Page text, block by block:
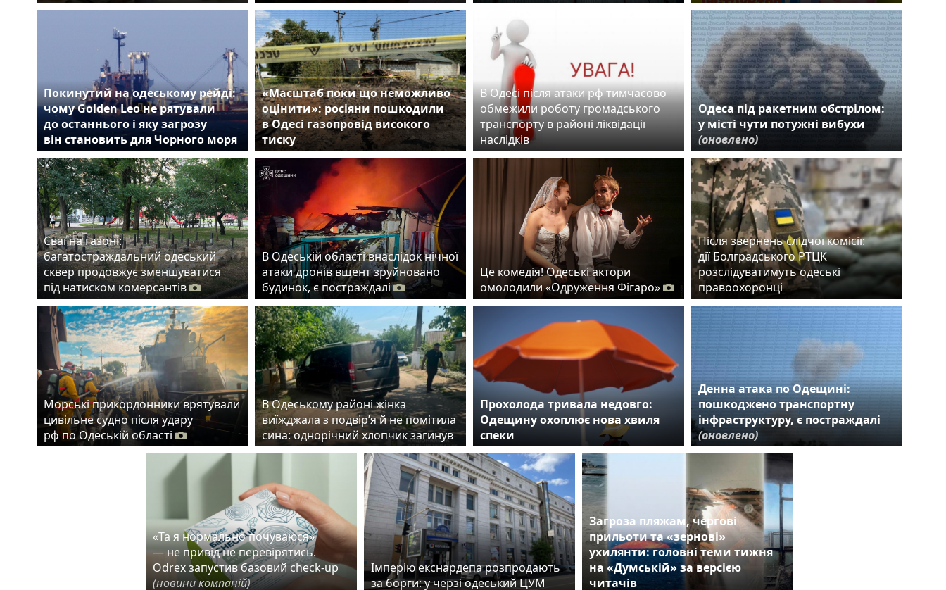
Покинутий на одеському рейді:
чому Golden Leo не рятували
до останнього і яку загрозу
він становить для Чорного моря
«Масштаб поки що неможливо
оцінити»: росіяни пошкодили
в Одесі газопровід високого
тиску
В Одесі після атаки рф тимчасово
обмежили роботу громадського
транспорту в районі ліквідації
наслідків
Одеса під ракетним обстрілом:
у місті чути потужні вибухи
(оновлено)
Сваї на газоні:
багатостраждальний одеський
сквер продовжує зменшуватися
під натиском комерсантів
В Одеській області внаслідок нічної
атаки дронів вщент зруйновано
будинок, є постраждалі
Це комедія! Одеські актори
омолодили «Одруження Фігаро»
Після звернень слідчої комісії:
дії Болградського РТЦК
розслідуватимуть одеські
правоохоронці
Морські прикордонники врятували
цивільне судно після удару
рф по Одеській області
В Одеському районі жінка
виїжджала з подвір’я й не помітила
сина: однорічний хлопчик загинув
Прохолода тривала недовго:
Одещину охоплює нова хвиля
спеки
Денна атака по Одещині:
пошкоджено транспортну
інфраструктуру, є постраждалі
(оновлено)
«Та я нормально почуваюся»
— не привід не перевірятись.
Odrex запустив базовий check-up
(новини компаній)
Імперію екснардепа розпродають
за борги: у черзі одеський ЦУМ
Загроза пляжам, чергові
прильоти та «зернові»
ухилянти: головні теми тижня
на «Думській» за версією
читачів